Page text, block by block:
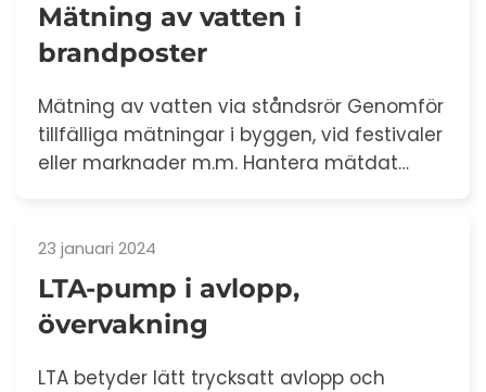
Mätning av vatten i
brandposter
Mätning av vatten via ståndsrör Genomför
tillfälliga mätningar i byggen, vid festivaler
eller marknader m.m. Hantera mätdat…
23 januari 2024
LTA-pump i avlopp,
övervakning
LTA betyder lätt trycksatt avlopp och